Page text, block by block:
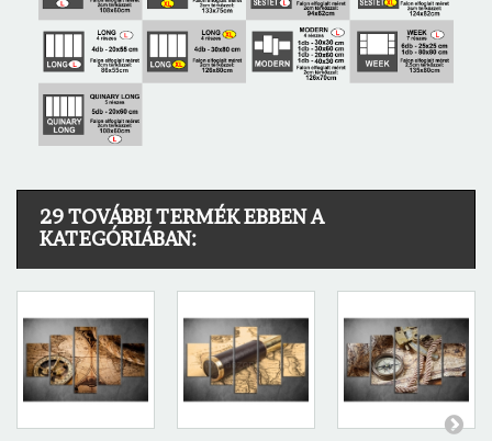
29 TOVÁBBI TERMÉK EBBEN A
KATEGÓRIÁBAN: